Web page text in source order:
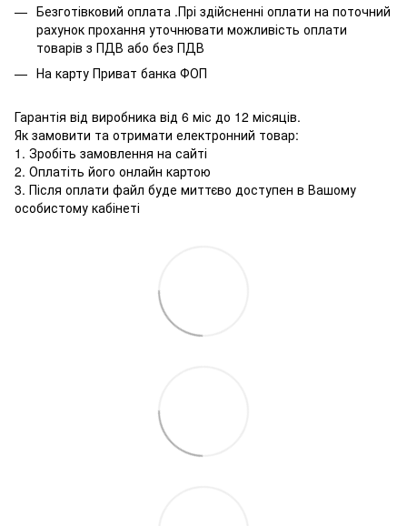
Безготівковий оплата .Прі здійсненні оплати на поточний
рахунок прохання уточнювати можливість оплати
товарів з ПДВ або без ПДВ
На карту Приват банка ФОП
Гарантія від виробника від 6 міс до 12 місяців.
Як замовити та отримати електронний товар:
1. Зробіть замовлення на сайті
2. Оплатіть його онлайн картою
3. Після оплати файл буде миттєво доступен в Вашому
особистому кабінеті